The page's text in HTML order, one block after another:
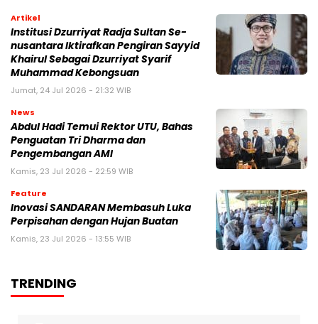
Artikel
Institusi Dzurriyat Radja Sultan Se-
nusantara Iktirafkan Pengiran Sayyid
Khairul Sebagai Dzurriyat Syarif
Muhammad Kebongsuan
Jumat, 24 Jul 2026 - 21:32 WIB
News
Abdul Hadi Temui Rektor UTU, Bahas
Penguatan Tri Dharma dan
Pengembangan AMI
Kamis, 23 Jul 2026 - 22:59 WIB
Feature
Inovasi SANDARAN Membasuh Luka
Perpisahan dengan Hujan Buatan
Kamis, 23 Jul 2026 - 13:55 WIB
TRENDING